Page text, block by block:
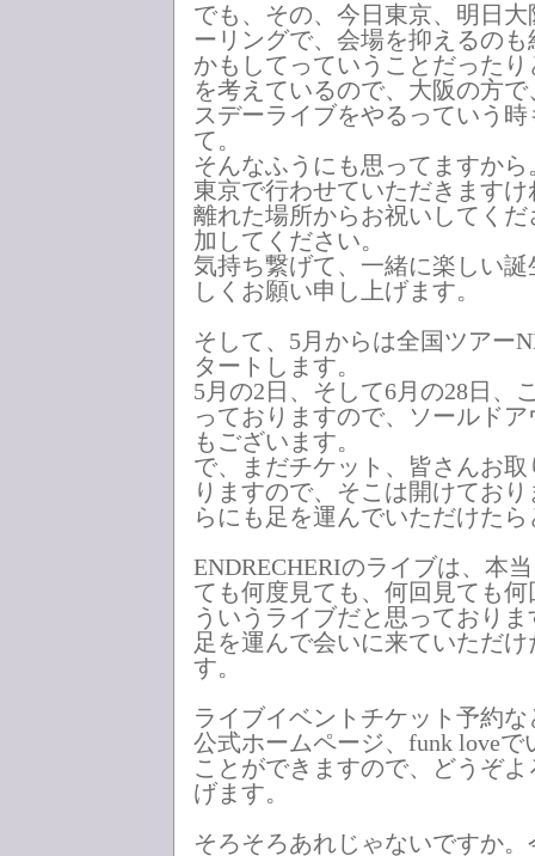
でも、その、今日東京、明日
ーリングで、会場を抑えるの
かもしてっていうことだった
を考えているので、大阪の方
スデーライブをやるっていう
て。
そんなふうにも思ってますか
東京で行わせていただきます
離れた場所からお祝いしてく
加してください。
気持ち繋げて、一緒に楽しい
しくお願い申し上げます。
そして、5月からは全国ツアー
タートします。
5月の2日、そして6月の28日、
っておりますので、ソールド
もございます。
で、まだチケット、皆さんお
りますので、そこは開けてお
らにも足を運んでいただけた
ENDRECHERIのライブは、本
ても何度見ても、何回見ても
ういうライブだと思っており
足を運んで会いに来ていただ
す。
ライブイベントチケット予約な
公式ホームページ、funk love
ことができますので、どうぞ
げます。
そろそろあれじゃないですか